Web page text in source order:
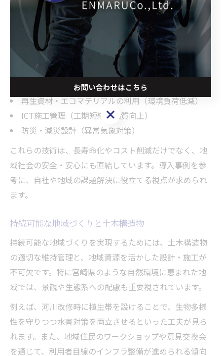
技術が導入されています。宮崎県でも、コンクリートの
高耐久化や再生資材の活用、スマート施工技術などが積
極的に採用されています。
主な最新トレンド
高耐久コンクリートの導入（メンテナンスコスト削
再生資材・エコマテリアルの利用（環境負荷低減）
ICT施工管理（工期短縮・品質向上）
防災・減災設計（異常気象対策）
これらの技術は、長寿命化やコスト削減だけでなく、地
域社会の安全・安心にも直結しています。導入事例を参
考に、自社や地域の課題解決に役立てる視点が求められ
ます。
持続可能な地域づくりと土木構造物
持続可能な地域づくりを実現するためには、土木構造物
の適切な維持管理と、地域資源を活かした設計・施工が
不可欠です。特に宮崎県のような自然環境に恵まれた地
域では、景観や生態系への配慮も重要視されています。
例えば、河川改修時に植生帯を設けることで、生物多様
性を守りつつ水害対策を両立させるといった工夫が見ら
れます。また、地域住民のワークショップや意見交換会
を通じて、利用者目線のインフラ整備が進められる傾向
お問い合わせはこちら
お問い合わせはこちら